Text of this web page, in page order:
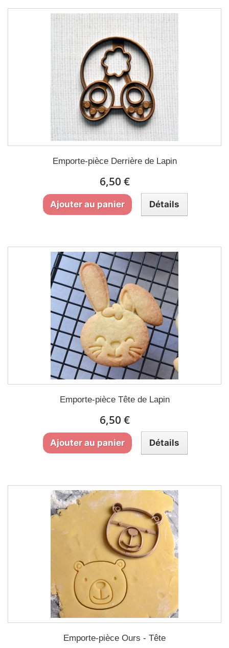
Emporte-pièce Derrière de Lapin
6,50 €
Ajouter au panier Détails
Emporte-pièce Tête de Lapin
6,50 €
Ajouter au panier Détails
Emporte-pièce Ours - Tête